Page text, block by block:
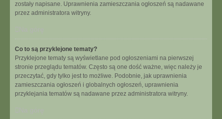
zostały napisane. Uprawnienia zamieszczania ogłoszeń są nadawane
przez administratora witryny.
Co to są przyklejone tematy?
Przyklejone tematy są wyświetlane pod ogłoszeniami na pierwszej
stronie przeglądu tematów. Często są one dość ważne, więc należy je
przeczytać, gdy tylko jest to możliwe. Podobnie, jak uprawnienia
zamieszczania ogłoszeń i globalnych ogłoszeń, uprawnienia
przyklejania tematów są nadawane przez administratora witryny.